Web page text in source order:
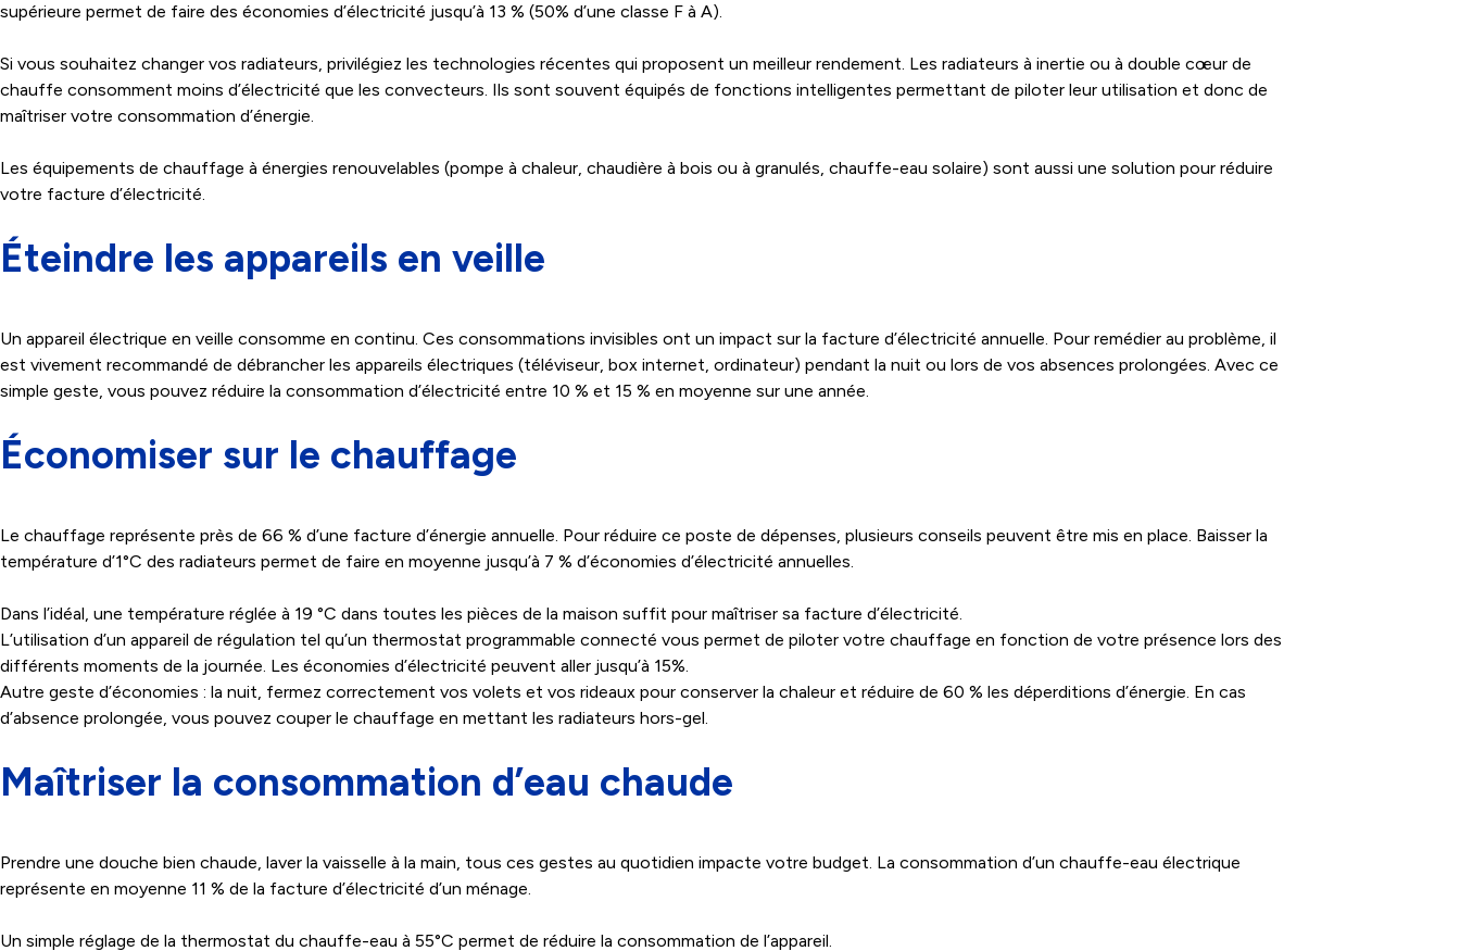
supérieure permet de faire des économies d’électricité jusqu’à 13 % (50% d’une classe F à A).
Si vous souhaitez changer vos radiateurs, privilégiez les technologies récentes qui proposent un meilleur rendement. Les radiateurs à inertie ou à double cœur de
chauffe consomment moins d’électricité que les convecteurs. Ils sont souvent équipés de fonctions intelligentes permettant de piloter leur utilisation et donc de
maîtriser votre consommation d’énergie.
Les équipements de chauffage à énergies renouvelables (pompe à chaleur, chaudière à bois ou à granulés, chauffe-eau solaire) sont aussi une solution pour réduire
votre facture d’électricité.
Éteindre les appareils en veille
Un appareil électrique en veille consomme en continu. Ces consommations invisibles ont un impact sur la facture d’électricité annuelle. Pour remédier au problème, il
est vivement recommandé de débrancher les appareils électriques (téléviseur, box internet, ordinateur) pendant la nuit ou lors de vos absences prolongées. Avec ce
simple geste, vous pouvez réduire la consommation d’électricité entre 10 % et 15 % en moyenne sur une année.
Économiser sur le chauffage
Le chauffage représente près de 66 % d’une facture d’énergie annuelle. Pour réduire ce poste de dépenses, plusieurs conseils peuvent être mis en place. Baisser la
température d’1°C des radiateurs permet de faire en moyenne jusqu’à 7 % d’économies d’électricité annuelles.
Dans l’idéal, une température réglée à 19 °C dans toutes les pièces de la maison suffit pour maîtriser sa facture d’électricité.
L’utilisation d’un appareil de régulation tel qu’un thermostat programmable connecté vous permet de piloter votre chauffage en fonction de votre présence lors des
différents moments de la journée. Les économies d’électricité peuvent aller jusqu’à 15%.
Autre geste d’économies : la nuit, fermez correctement vos volets et vos rideaux pour conserver la chaleur et réduire de 60 % les déperditions d’énergie. En cas
d’absence prolongée, vous pouvez couper le chauffage en mettant les radiateurs hors-gel.
Maîtriser la consommation d’eau chaude
Prendre une douche bien chaude, laver la vaisselle à la main, tous ces gestes au quotidien impacte votre budget. La consommation d’un chauffe-eau électrique
représente en moyenne 11 % de la facture d’électricité d’un ménage.
Un simple réglage de la thermostat du chauffe-eau à 55°C permet de réduire la consommation de l’appareil.